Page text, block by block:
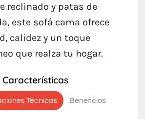
reclinado y patas de
este sofá cama ofrece
calidez y un toque
que realza tu hogar.
Características
Técnicas Beneficios